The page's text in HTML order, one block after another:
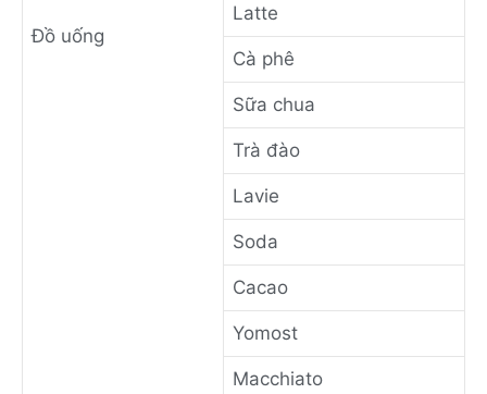
Đồ uống
Latte
Cà phê
Sữa chua
Trà đào
Lavie
Soda
Cacao
Yomost
Macchiato